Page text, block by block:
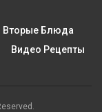
Вторые Блюда
Видео Рецепты